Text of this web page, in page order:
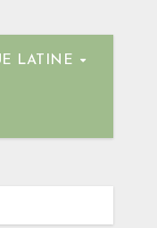
LATINE